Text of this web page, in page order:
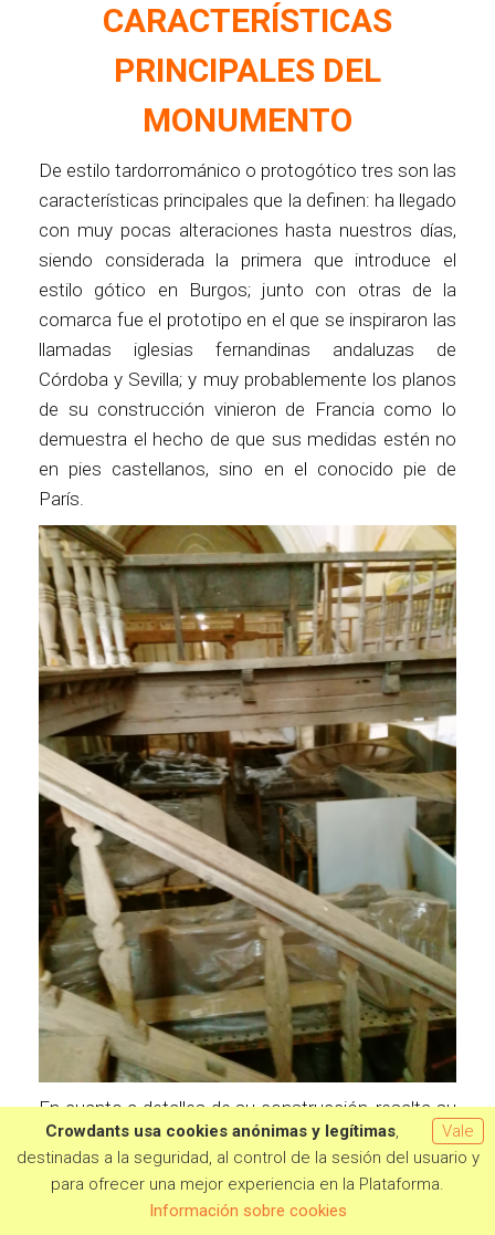
Quiero aportar
CARACTERÍSTICAS
PRINCIPALES DEL
MONUMENTO
De estilo tardorrománico o protogótico tres son las
características principales que la definen: ha llegado
con muy pocas alteraciones hasta nuestros días,
siendo considerada la primera que introduce el
estilo gótico en Burgos; junto con otras de la
comarca fue el prototipo en el que se inspiraron las
llamadas iglesias fernandinas andaluzas de
Córdoba y Sevilla; y muy probablemente los planos
de su construcción vinieron de Francia como lo
demuestra el hecho de que sus medidas estén no
en pies castellanos, sino en el conocido pie de
París.
En cuanto a detalles de su construcción, resalta su
sobrio aspecto exterior, edificada con buenos
muros de sillería, consta de tres naves, una
cabecera cuadrada sobre la que se alza una
Vale
Crowdants usa cookies anónimas y legítimas,
destinadas a la seguridad, al control de la sesión del usuario y
para ofrecer una mejor experiencia en la Plataforma.
Información sobre cookies